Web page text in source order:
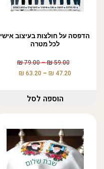
הדפסה על חולצות בעיצוב אישי
לכל מטרה
59.00
₪
–
79.00
₪
47.20
₪
–
63.20
₪
הוספה לסל